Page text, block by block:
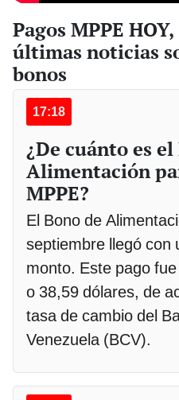
Pagos MPPE
últimas noticias
bonos
17:18
¿De cuánto es
Alimentación
MPPE?
El Bono de
septiembre llegó con
monto. Este pago
o 38,59 dólares, de
tasa de cambio del
Venezuela (BCV).